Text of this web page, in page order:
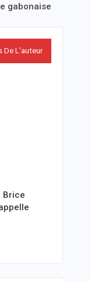
gabonaise
De L'auteur
Brice